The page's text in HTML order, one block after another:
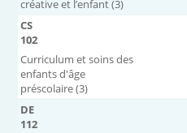
créative et l’enfant (3)
CS
102
Curriculum et soins des
enfants d'âge
préscolaire (3)
DE
112